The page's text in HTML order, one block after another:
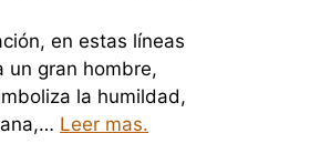
en estas líneas
un gran hombre,
la humildad,
Leer mas.